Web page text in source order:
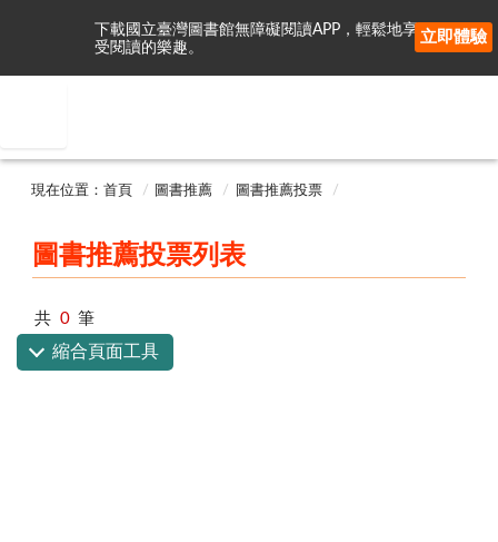
下載國立臺灣圖書館無障礙閱讀APP，輕鬆地享
受閱讀的樂趣。
立即體驗
現在位置：首頁 圖書推薦 圖書推薦投票
圖書推薦投票列表
共 0 筆
縮合頁面工具